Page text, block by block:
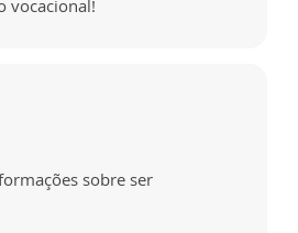
vocacional!
sobre ser